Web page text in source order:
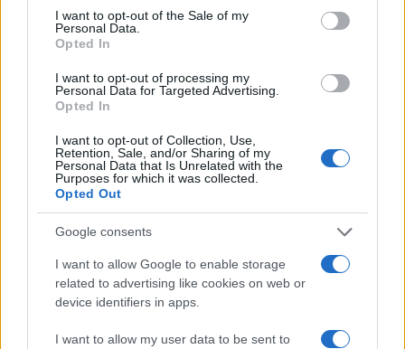
consent section.
I want to opt-out of the Sale of my
Personal Data.
Opted In
I want to opt-out of processing my
Personal Data for Targeted Advertising.
Opted In
I want to opt-out of Collection, Use,
Retention, Sale, and/or Sharing of my
Personal Data that Is Unrelated with the
Purposes for which it was collected.
Opted Out
Google consents
I want to allow Google to enable storage
related to advertising like cookies on web or
device identifiers in apps.
I want to allow my user data to be sent to
Puoi abbonarti asoli € 1,10 al mese
cliccandoqui
Sei già abbonato?
Puoi effettuare l'accesso andando nella
sezioneLogindal menù del sito o
cliccandoqui
Agci Gallura
Notizie in tempo reale?
Entra nel canale telegram di
GalluraOggi.it